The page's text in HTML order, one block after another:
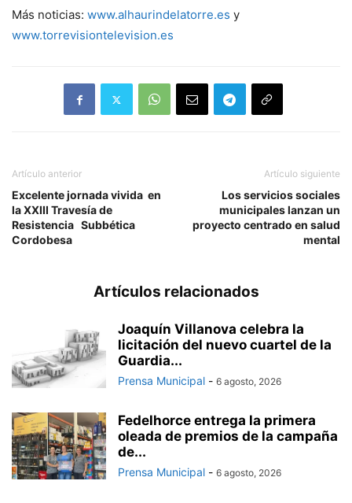
Más noticias: www.alhaurindelatorre.es y
www.torrevisiontelevision.es
Artículo anterior
Excelente jornada vivida en
la XXIII Travesía de
Resistencia Subbética
Cordobesa
Artículo siguiente
Los servicios sociales
municipales lanzan un
proyecto centrado en salud
mental
Artículos relacionados
Joaquín Villanova celebra la
licitación del nuevo cuartel de la
Guardia...
Prensa Municipal - 6 agosto, 2026
Fedelhorce entrega la primera
oleada de premios de la campaña
de...
Prensa Municipal - 6 agosto, 2026